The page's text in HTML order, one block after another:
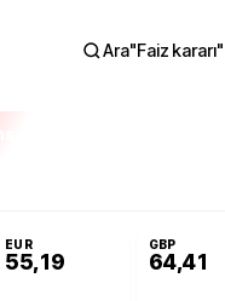
Ara"Faiz kararı"
EUR
55,19
GBP
64,41